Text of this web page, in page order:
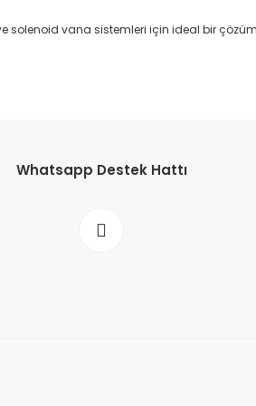
solenoid vana sistemleri için ideal bir
Whatsapp Destek Hattı